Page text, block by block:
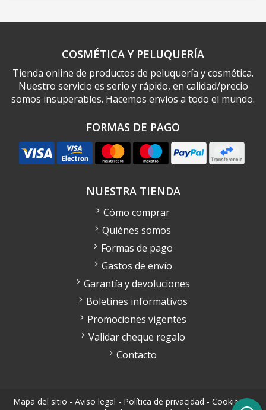
COSMÉTICA Y PELUQUERÍA
Tienda online de productos de peluquería y cosmética.
Nuestro servicio es serio y rápido, en calidad/precio
somos insuperables. Hacemos envíos a todo el mundo.
FORMAS DE PAGO
NUESTRA TIENDA
Cómo comprar
Quiénes somos
Formas de pago
Gastos de envío
Garantía y devoluciones
Boletines informativos
Promociones vigentes
Validar cheque regalo
Contacto
Mapa del sitio - Aviso legal - Política de privacidad - Cookies-